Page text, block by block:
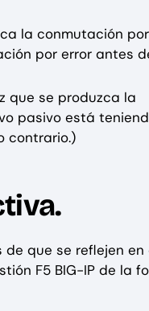
la conmutación por
por error antes
que se produzca la
pasivo está
contrario.)
que se reflejen en
F5 BIG-IP de la